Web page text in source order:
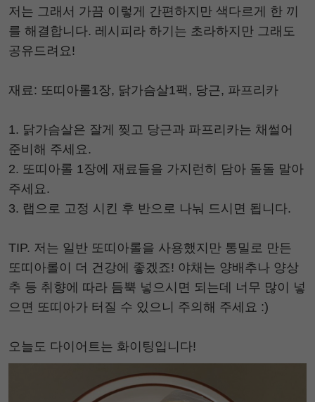
저는 그래서 가끔 이렇게 간편하지만 색다르게 한 끼
를 해결합니다. 레시피라 하기는 초라하지만 그래도
공유드려요!
재료: 또띠아롤1장, 닭가슴살1팩, 당근, 파프리카
1. 닭가슴살은 잘게 찢고 당근과 파프리카는 채썰어
준비해 주세요.
2. 또띠아롤 1장에 재료들을 가지런히 담아 돌돌 말아
주세요.
3. 랩으로 고정 시킨 후 반으로 나눠 드시면 됩니다.
TIP. 저는 일반 또띠아롤을 사용했지만 통밀로 만든
또띠아롤이 더 건강에 좋겠죠! 야채는 양배추나 양상
추 등 취향에 따라 듬뿍 넣으시면 되는데 너무 많이 넣
으면 또띠아가 터질 수 있으니 주의해 주세요 :)
오늘도 다이어트는 화이팅입니다!